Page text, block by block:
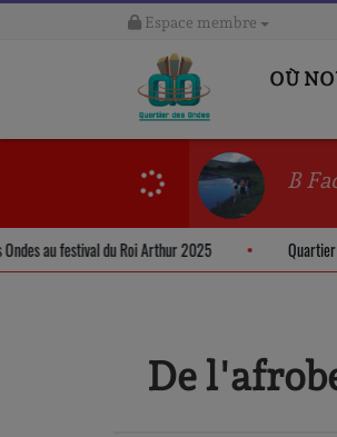
Espace membre
OÙ
B
des Ondes au festival du Roi Arthur 2025
De